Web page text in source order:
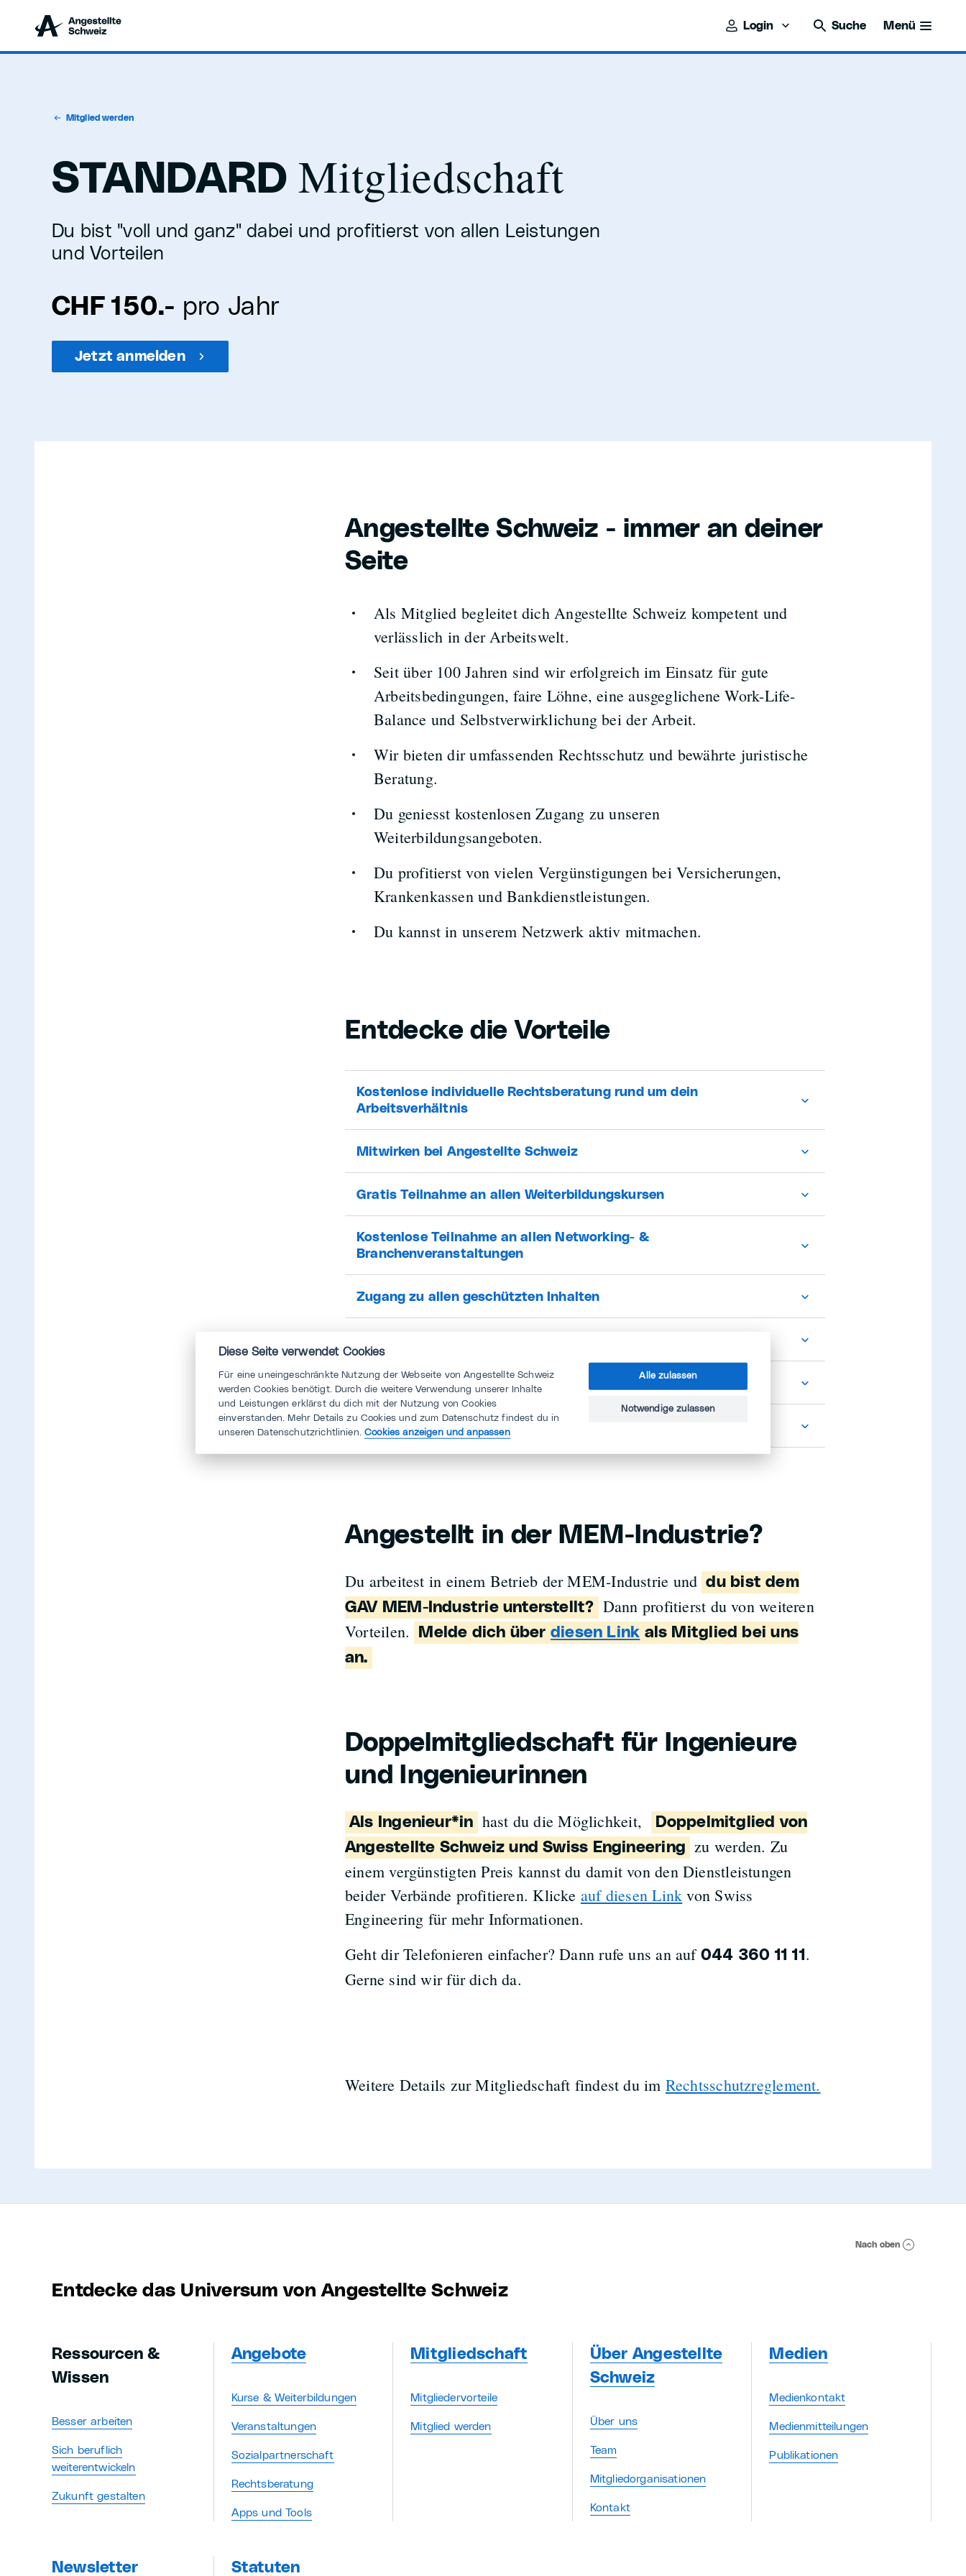
Login Suche Menü
Mitglied werden
STANDARDMitgliedschaft
Du bist "voll und ganz" dabei und profitierst von allen Leistungen
und Vorteilen
CHF 150.- pro Jahr
Jetzt anmelden
Angestellte Schweiz - immer an deiner
Seite
Als Mitglied begleitet dich Angestellte Schweiz kompetent und
verlässlich in der Arbeitswelt.
Seit über 100 Jahren sind wir erfolgreich im Einsatz für gute
Arbeitsbedingungen, faire Löhne, eine ausgeglichene Work-Life-
Balance und Selbstverwirklichung bei der Arbeit.
Wir bieten dir umfassenden Rechtsschutz und bewährte juristische
Beratung.
Du geniesst kostenlosen Zugang zu unseren
Weiterbildungsangeboten.
Du profitierst von vielen Vergünstigungen bei Versicherungen,
Krankenkassen und Bankdienstleistungen.
Du kannst in unserem Netzwerk aktiv mitmachen.
Entdecke die Vorteile
Kostenlose individuelle Rechtsberatung rund um dein
Arbeitsverhältnis
Mitwirken bei Angestellte Schweiz
Gratis Teilnahme an allen Weiterbildungskursen
Kostenlose Teilnahme an allen Networking- &
Branchenveranstaltungen
Zugang zu allen geschützten Inhalten
Nutzung von Gesundheits-App «Etwas tun!?»
Zahlreiche Vergünstigungen bei unseren Partnern
Angestellt in der MEM-Industrie?
Du arbeitest in einem Betrieb der MEM-Industrie und du bist dem
GAV MEM-Industrie unterstellt? Dann profitierst du von weiteren
Vorteilen.
Melde dich über diesen Link als Mitglied bei uns
an.
Doppelmitgliedschaft für Ingenieure
und Ingenieurinnen
Als Ingenieur*in hast du die Möglichkeit,
Doppelmitglied von
Angestellte Schweiz und Swiss Engineering zu werden. Zu
einem vergünstigten Preis kannst du damit von den Dienstleistungen
beider Verbände profitieren. Klicke auf diesen Link von Swiss
Engineering für mehr Informationen.
Geht dir Telefonieren einfacher? Dann rufe uns an auf 044 360 11 11 .
Gerne sind wir für dich da.
Weitere Details zur Mitgliedschaft findest du im Rechtsschutzreglement.
Nach oben
Entdecke das Universum von Angestellte Schweiz
Ressourcen &
Wissen
Besser arbeiten
Sich beruflich
weiterentwickeln
Zukunft gestalten
Angebote
Kurse & Weiterbildungen
Veranstaltungen
Sozialpartnerschaft
Rechtsberatung
Apps und Tools
Mitgliedschaft
Mitgliedervorteile
Mitglied werden
Über Angestellte
Schweiz
Über uns
Team
Mitgliedorganisationen
Kontakt
Medien
Medienkontakt
Medienmitteilungen
Publikationen
Newsletter Statuten
Diese Seite verwendet Cookies
Für eine uneingeschränkte Nutzung der Webseite von Angestellte Schweiz
werden Cookies benötigt. Durch die weitere Verwendung unserer Inhalte
und Leistungen erklärst du dich mit der Nutzung von Cookies
einverstanden. Mehr Details zu Cookies und zum Datenschutz findest du in
unseren Datenschutzrichtlinien.Cookies anzeigen und anpassen
Alle zulassen
Notwendige zulassen